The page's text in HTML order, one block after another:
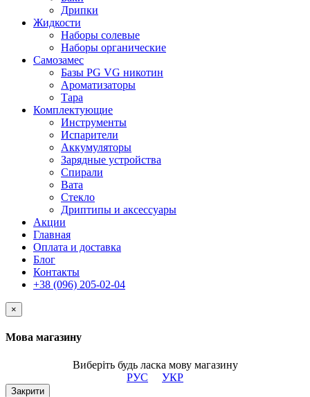
Дрипки
Жидкости
Наборы солевые
Наборы органические
Самозамес
Базы PG VG никотин
Ароматизаторы
Тара
Комплектующие
Инструменты
Испарители
Аккумуляторы
Зарядные устройства
Спирали
Вата
Стекло
Дриптипы и аксессуары
Акции
Главная
Оплата и доставка
Блог
Контакты
+38 (096) 205-02-04
×
Мова магазину
Виберіть будь ласка мову магазину
РУС
УКР
Закрити